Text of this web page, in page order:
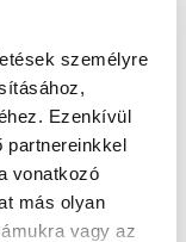
személyre
Ezenkívül
partnereinkkel
vonatkozó
más olyan
vagy az